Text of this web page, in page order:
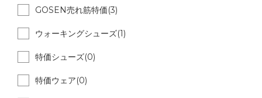
GOSEN売れ筋特価(3)
ウォーキングシューズ(1)
特価シューズ(0)
特価ウェア(0)